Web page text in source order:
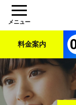
料金案内